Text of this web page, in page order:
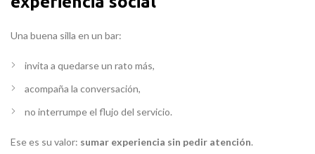
Una buena silla en un bar:
invita a quedarse un rato más,
acompaña la conversación,
no interrumpe el flujo del servicio.
Ese es su valor: sumar experiencia sin pedir atención.